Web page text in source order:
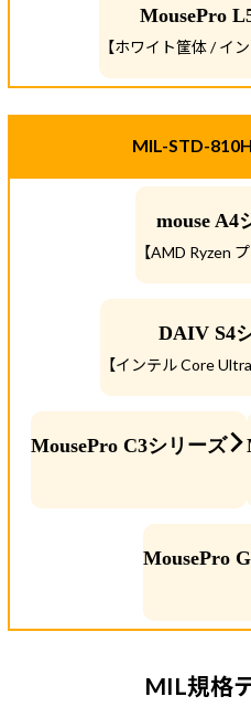
MousePro
【ホワイト筐体 / イ
MIL-STD-
mouse A4
【AMD Ryzen
DAIV S4
【インテル Core
MousePro C3シリーズ
MousePro
MIL規格